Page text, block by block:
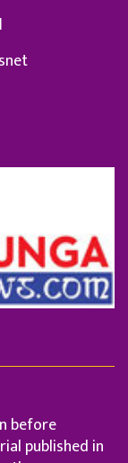
before
published in